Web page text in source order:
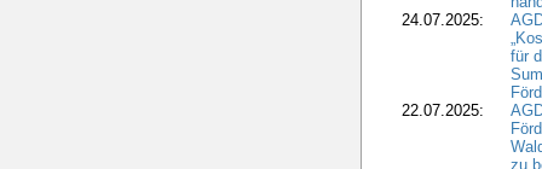
24.07.2025:
für
22.07.2025:
zu